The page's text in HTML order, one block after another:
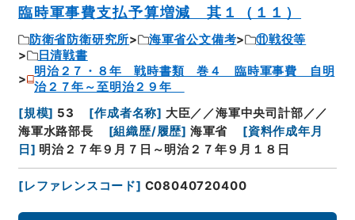
臨時軍事費支払予算増減 其１（１１）
防衛省防衛研究所 海軍省公文備考
⑪戦役等
日清戦書
明治２７・８年 戦時書類 巻４ 臨時軍事費 自明
治２７年～至明治２９年
[規模] 53 [作成者名称] 大臣／／海軍中央司計部／／
海軍水路部長
[組織歴/履歴] 海軍省 [資料作成年月
日 ] 明治２７年９月７日～明治２７年９月１８日
[レファレンスコード] C08040720400